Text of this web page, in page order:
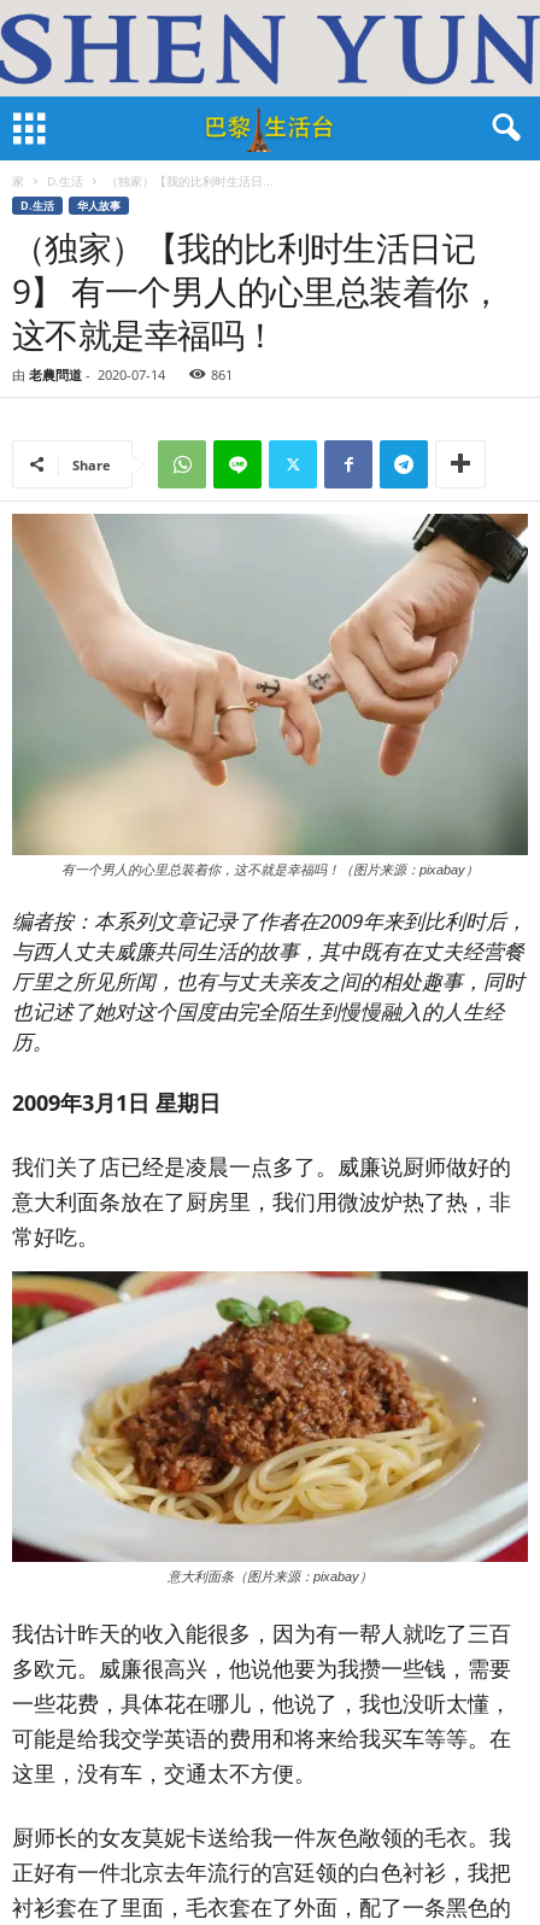
家 D.生活 （独家）【我的比利时生活日...
D.生活 华人故事
（独家）【我的比利时生活日记
9】 有一个男人的心里总装着你，
这不就是幸福吗！
由 老農問道 - 2020-07-14 861
Share
有一个男人的心里总装着你，这不就是幸福吗！（图片来源：pixabay）
编者按：本系列文章记录了作者在2009年来到比利时后，
与西人丈夫威廉共同生活的故事，其中既有在丈夫经营餐
厅里之所见所闻，也有与丈夫亲友之间的相处趣事，同时
也记述了她对这个国度由完全陌生到慢慢融入的人生经
历。
2009年3月1日 星期日
我们关了店已经是凌晨一点多了。威廉说厨师做好的
意大利面条放在了厨房里，我们用微波炉热了热，非
常好吃。
意大利面条（图片来源：pixabay）
我估计昨天的收入能很多，因为有一帮人就吃了三百
多欧元。威廉很高兴，他说他要为我攒一些钱，需要
一些花费，具体花在哪儿，他说了，我也没听太懂，
可能是给我交学英语的费用和将来给我买车等等。在
这里，没有车，交通太不方便。
厨师长的女友莫妮卡送给我一件灰色敞领的毛衣。我
正好有一件北京去年流行的宫廷领的白色衬衫，我把
衬衫套在了里面，毛衣套在了外面，配了一条黑色的